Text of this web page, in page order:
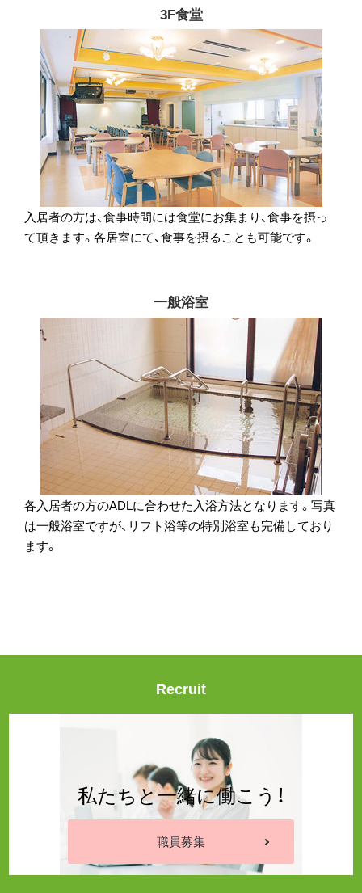
3F食堂
入居者の方は、食事時間には食堂にお集まり、食事を摂っ
て頂きます。各居室にて、食事を摂ることも可能です。
一般浴室
各入居者の方のADLに合わせた入浴方法となります。写真
は一般浴室ですが、リフト浴等の特別浴室も完備しており
ます。
Recruit
私たちと一緒に働こう！
職員募集